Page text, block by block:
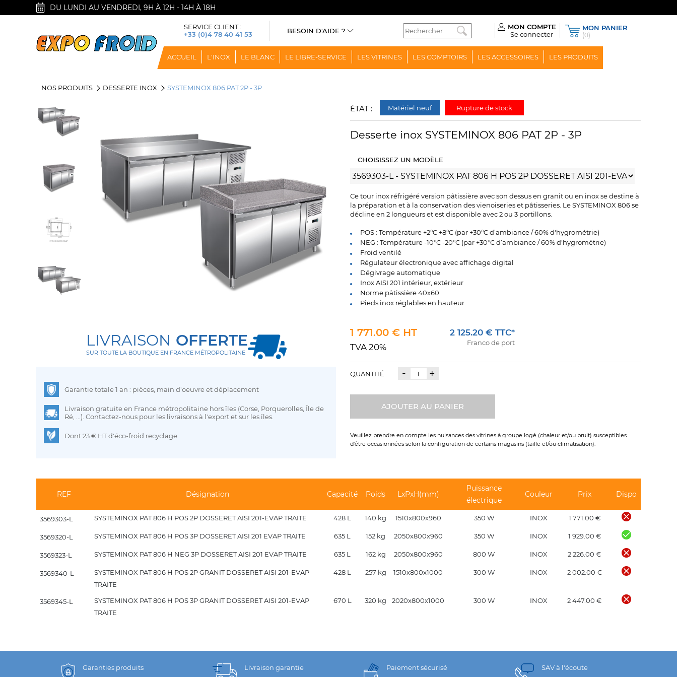
DU LUNDI AU VENDREDI, 9H À 12H - 14H À 18H
SERVICE CLIENT :
+33 (0)4 78 40 41 53
BESOIN D'AIDE ?
MON COMPTE
Se connecter
MON PANIER
(0)
ACCUEIL L'INOX LE BLANC LE LIBRE-SERVICE LES VITRINES LES COMPTOIRS LES ACCESSOIRES LES PRODUITS
NOS PRODUITS DESSERTE INOX SYSTEMINOX 806 PAT 2P - 3P
ÉTAT : Matériel neuf Rupture de stock
Desserte inox SYSTEMINOX 806 PAT 2P - 3P
CHOISISSEZ UN MODÈLE
Ce tour inox réfrigéré version pâtissière avec son dessus en granit ou en inox se destine à
la préparation et à la conservation des vienoiseries et pâtisseries. Le SYSTEMINOX 806 se
décline en 2 longueurs et est disponible avec 2 ou 3 portillons.
POS : Température +2°C +8°C (par +30°C d’ambiance / 60% d'hygrométrie)
NEG : Température -10°C -20°C (par +30°C d’ambiance / 60% d'hygrométrie)
Froid ventilé
Régulateur électronique avec affichage digital
Dégivrage automatique
Inox AISI 201 intérieur, extérieur
Norme pâtissière 40x60
Pieds inox réglables en hauteur
1 771.00 € HT 2 125.20 € TTC*
Franco de port
TVA 20%
+
QUANTITÉ -
AJOUTER AU PANIER
Veuillez prendre en compte les nuisances des vitrines à groupe logé (chaleur et/ou bruit) susceptibles
d'être occasionnées selon la configuration de certains magasins (taille et/ou climatisation).
LIVRAISON OFFERTE
SUR TOUTE LA BOUTIQUE EN FRANCE MÉTROPOLITAINE
Garantie totale 1 an : pièces, main d'oeuvre et déplacement
Livraison gratuite en France métropolitaine hors îles (Corse, Porquerolles, Île de
Ré, ...). Contactez-nous pour les livraisons à l'export et sur les îles.
Dont 23 € HT d'éco-froid recyclage
REF Désignation Capacité Poids LxPxH(mm)
Puissance
électrique
Couleur Prix Dispo
3569303-L SYSTEMINOX PAT 806 H POS 2P DOSSERET AISI 201-EVAP TRAITE 428 L 140 kg 1510x800x960 350 W INOX 1 771.00 €
3569320-L SYSTEMINOX PAT 806 H POS 3P DOSSERET AISI 201 EVAP TRAITE 635 L 152 kg 2050x800x960 350 W INOX 1 929.00 €
3569323-L SYSTEMINOX PAT 806 H NEG 3P DOSSERET AISI 201 EVAP TRAITE 635 L 162 kg 2050x800x960 800 W INOX 2 226.00 €
3569340-L
SYSTEMINOX PAT 806 H POS 2P GRANIT DOSSERET AISI 201-EVAP
TRAITE
428 L 257 kg 1510x800x1000 300 W INOX 2 002.00 €
3569345-L
SYSTEMINOX PAT 806 H POS 3P GRANIT DOSSERET AISI 201-EVAP
TRAITE
670 L 320 kg 2020x800x1000 300 W INOX 2 447.00 €
Garanties produits
Livraison garantie
Paiement sécurisé
SAV à l'écoute